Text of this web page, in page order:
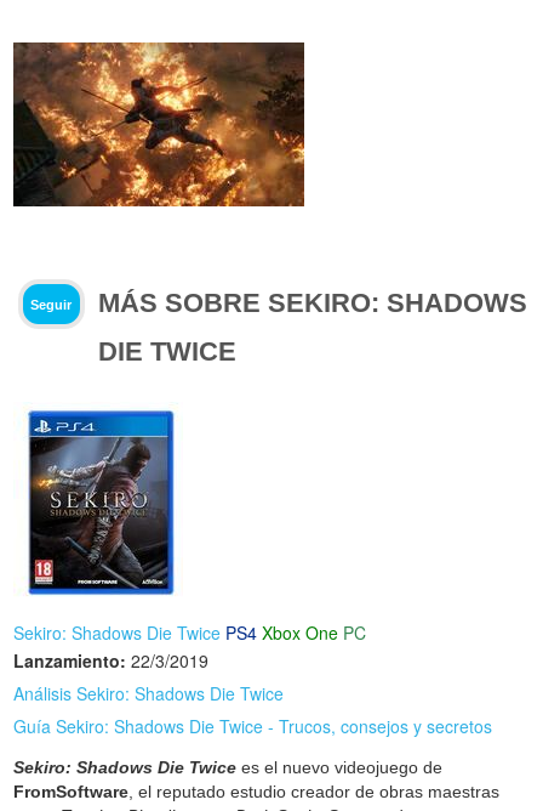
Seguir
MÁS SOBRE SEKIRO: SHADOWS
DIE TWICE
Sekiro: Shadows Die Twice PS4 Xbox One PC
Lanzamiento: 22/3/2019
Análisis Sekiro: Shadows Die Twice
Guía Sekiro: Shadows Die Twice - Trucos, consejos y secretos
Sekiro: Shadows Die Twice es el nuevo videojuego de
FromSoftware , el reputado estudio creador de obras maestras